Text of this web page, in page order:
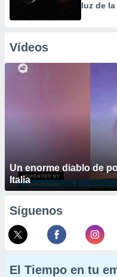
luz de
Vídeos
Un enorme diablo de
Italia
Síguenos
El Tiempo en tu